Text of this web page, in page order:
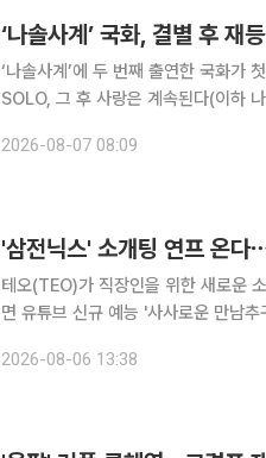
‘나솔사계’ 국화, 결별 후 재
‘나솔사계’에 두 번째 출연한 국화가 첫인상 투표를 휩쓸
SOLO, 그 후 사랑은 계속된다(이하
기심을 자아냈다. ‘사계 민박’을 가
2026-08-07 08:09
'삼전닉스' 소개팅 연프 온
테오(TEO)가 직장인을 위한 새로운 소개팅 콘텐츠를 선
면 유튜브 신규 예능 '사사로운 만남
쁜 일상 속에서도 진정성 있는 만남을
2026-08-06 13:38